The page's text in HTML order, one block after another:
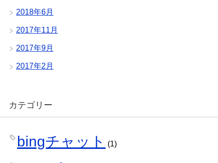
2018年6月
2017年11月
2017年9月
2017年2月
カテゴリー
bingチャット (1)